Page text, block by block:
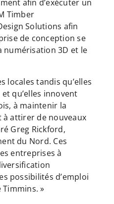
afin d’exécuter un
Timber
Solutions afin
de conception se
numérisation 3D et le
locales tandis qu’elles
qu’elles innovent
à maintenir la
attirer de nouveaux
Greg Rickford,
du Nord. Ces
entreprises à
possibilités d’emploi
»